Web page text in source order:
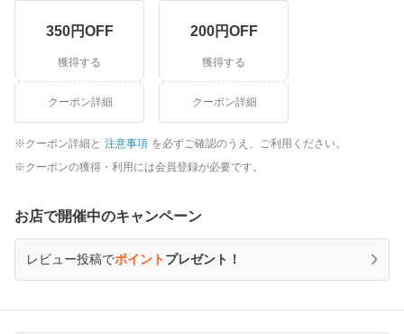
350円OFF
獲得する
クーポン詳細
200円OFF
獲得する
クーポン詳細
クーポン詳細と 注意事項 を必ずご確認のうえ、ご利用ください。
クーポンの獲得・利用には会員登録が必要です。
お店で開催中のキャンペーン
レビュー投稿でポイントプレゼント！